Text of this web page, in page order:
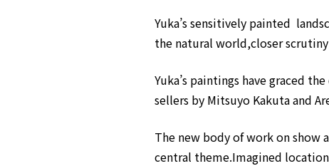
Yuka’s sensitively painted
the natural world,closer
Yuka’s paintings have graced
sellers by Mitsuyo Kakuta and
The new body of work on show
central theme.Imagined